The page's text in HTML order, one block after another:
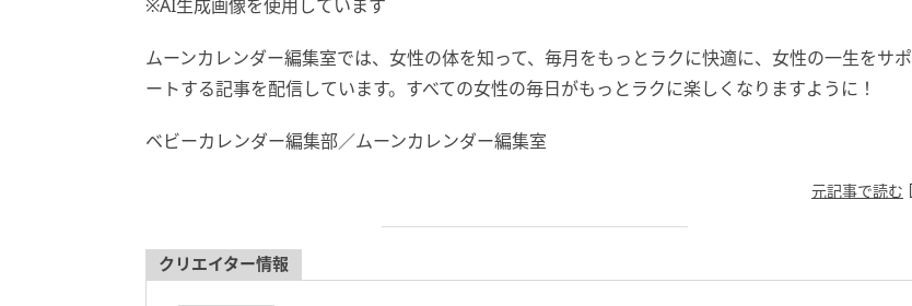
※AI生成画像を使用しています
ムーンカレンダー編集室では、女性の体を知って、毎月をもっとラクに快適に、女性の一生をサポ
ートする記事を配信しています。すべての女性の毎日がもっとラクに楽しくなりますように！
ベビーカレンダー編集部／ムーンカレンダー編集室
元記事で読む
クリエイター情報